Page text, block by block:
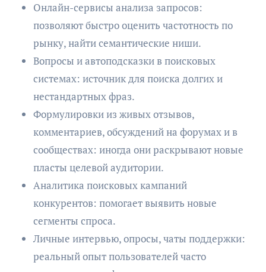
Онлайн-сервисы анализа запросов:
позволяют быстро оценить частотность по
рынку, найти семантические ниши.
Вопросы и автоподсказки в поисковых
системах: источник для поиска долгих и
нестандартных фраз.
Формулировки из живых отзывов,
комментариев, обсуждений на форумах и в
сообществах: иногда они раскрывают новые
пласты целевой аудитории.
Аналитика поисковых кампаний
конкурентов: помогает выявить новые
сегменты спроса.
Личные интервью, опросы, чаты поддержки:
реальный опыт пользователей часто